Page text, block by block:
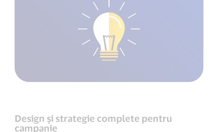
Design și strategie complete pentru
campanie